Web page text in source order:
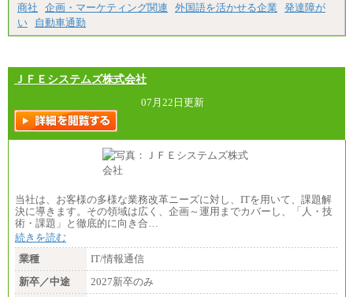
間に応じて、時間外手当等を支給。
■（株）JTBグローバルマーケティング＆トラベル
訪日事業職 月給202,000～227,000円＋地域間調整
給
※詳細はJTBキャリアサイトよりご確認ください。
■(株)JTBビジネストランスフォーム
総合職 月給205,000～225,000円＋地域間調整給
エリア総合職 月給185,000円＋地域間調整給
■(株)JTBデータサービス ※2027年新卒募集終了
総合職 月給186,000～194,000円＋地域手当
※詳細はJTBキャリアサイトよりご確認ください。
■I&Jデジタルイノベーション(株)
総合職 月給224,500～242,600円＋地域手当
※詳細はJTBキャリアサイトよりご確認ください。
商社
企画・マーケティング関連 外国語を活かせる企業
発達障が
い
自動車通勤
ＪＦＥシステムズ株式会社
07月22日更新
当社は、お客様の多様な業務改革ニーズに対し、ITを用いて、課題解
決に導きます。その領域は広く、企画～運用までカバーし、「人・技
術・課題」と徹底的に向き合…
続きを読む
業種
IT/情報通信
新卒／中途
2027新卒のみ